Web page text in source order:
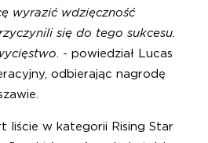
wyrazić wdzięczność
się do tego sukcesu.
. - powiedział Lucas
odbierając nagrodę
liście w kategorii Rising Star